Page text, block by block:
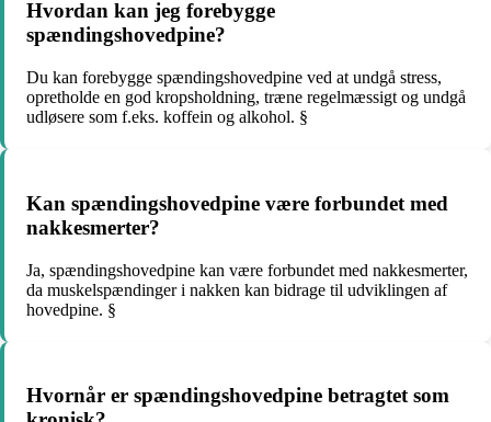
Hvordan kan jeg forebygge
spændingshovedpine?
Du kan forebygge spændingshovedpine ved at undgå stress,
opretholde en god kropsholdning, træne regelmæssigt og undgå
udløsere som f.eks. koffein og alkohol. §
Kan spændingshovedpine være forbundet med
nakkesmerter?
Ja, spændingshovedpine kan være forbundet med nakkesmerter,
da muskelspændinger i nakken kan bidrage til udviklingen af
hovedpine. §
Hvornår er spændingshovedpine betragtet som